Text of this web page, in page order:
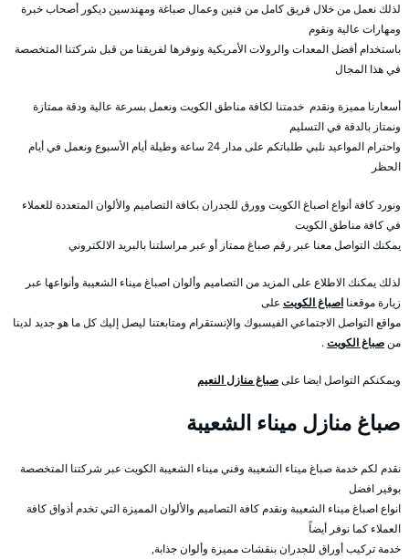
لذلك نعمل من خلال فريق كامل من فنين وعمال صباغة ومهندسين ديكور أصحاب خبرة
ومهارات عالية ونقوم
باستخدام أفضل المعدات والرولات الأمريكية ونوفرها لفريقنا من قبل شركتنا المتخصصة
في هذا المجال
أسعارنا مميزة ونقدم خدمتنا لكافة مناطق الكويت ونعمل بسرعة عالية ودقة ممتازة
ونمتاز بالدقة في التسليم
واحترام المواعيد نلبي طلباتكم على مدار 24 ساعة وطيلة أيام الأسبوع ونعمل في أيام
الحظر
ونورد كافة أنواع اصباغ الكويت وورق للجدران بكافة التصاميم والألوان المتعددة للعملاء
في كافة مناطق الكويت
يمكنك التواصل معنا عبر رقم صباغ ممتاز أو عبر مراسلتنا بالبريد الالكتروني
لذلك يمكنك الاطلاع على المزيد من التصاميم وألوان اصباغ ميناء الشعيبة وأنواعها عبر
زيارة موقعنا اصباغ الكويت على
مواقع التواصل الاجتماعي الفيسبوك والإنستقرام ومتابعتنا ليصل إليك كل ما هو جديد لدينا
منصباغ الكويت.
ويمكنكم التواصل ايضا علىصباغ منازل النعيم
صباغ منازل ميناء الشعيبة
نقدم لكم خدمة صباغ ميناء الشعيبة وفني ميناء الشعيبة الكويت عبر شركتنا المتخصصة
بوفير افضل
انواع اصباغ ميناء الشعيبة ونقدم كافة التصاميم والألوان المميزة التي تخدم أذواق كافة
العملاء كما نوفر أيضاً
خدمة تركيب أوراق للجدران بنقشات مميزة وألوان جذابة,